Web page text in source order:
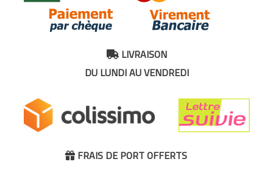
LIVRAISON
DU LUNDI AU VENDREDI
 FRAIS DE PORT OFFERTS